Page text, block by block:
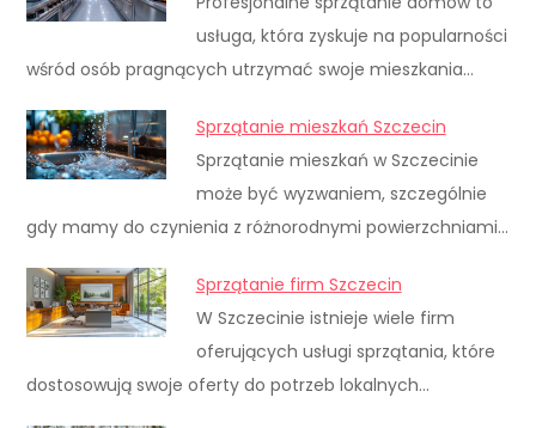
usługa, która zyskuje na popularności
wśród osób pragnących utrzymać swoje mieszkania…
Sprzątanie mieszkań Szczecin
Sprzątanie mieszkań w Szczecinie
może być wyzwaniem, szczególnie
gdy mamy do czynienia z różnorodnymi powierzchniami…
Sprzątanie firm Szczecin
W Szczecinie istnieje wiele firm
oferujących usługi sprzątania, które
dostosowują swoje oferty do potrzeb lokalnych…